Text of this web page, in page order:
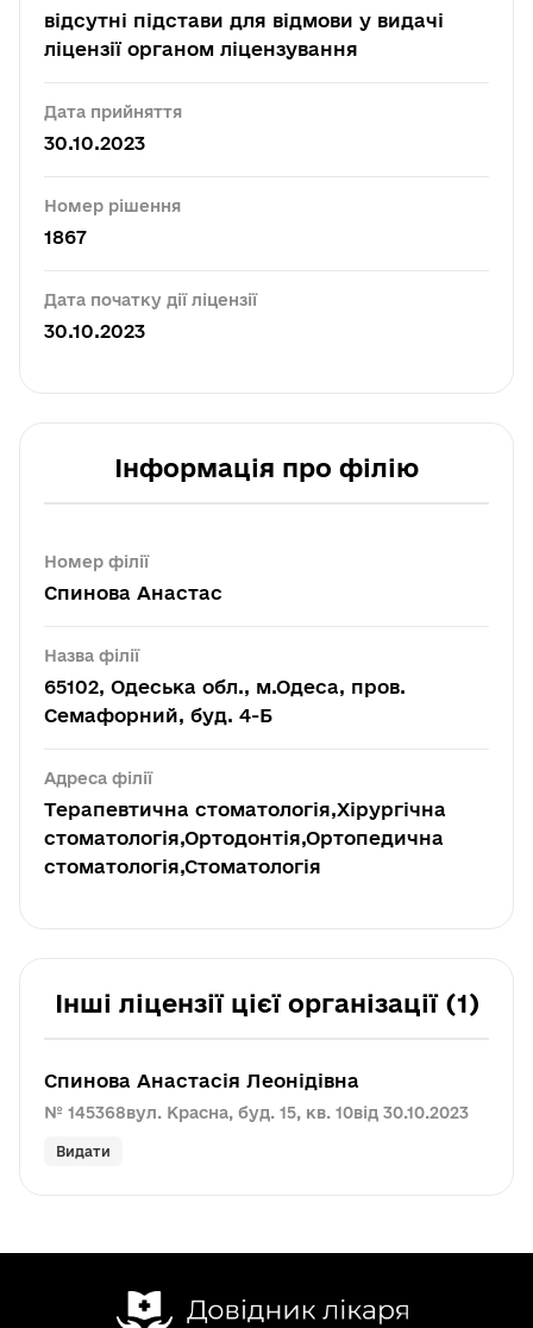
відсутні підстави для відмови у видачі
ліцензії органом ліцензування
Дата прийняття
30.10.2023
Номер рішення
1867
Дата початку дії ліцензії
30.10.2023
Інформація про філію
Номер філії
Спинова Анастас
Назва філії
65102, Одеська обл., м.Одеса, пров.
Семафорний, буд. 4-Б
Адреса філії
Терапевтична стоматологія,Хірургічна
стоматологія,Ортодонтія,Ортопедична
стоматологія,Стоматологія
Інші ліцензії цієї організації (1)
Cпинова Анастасія Леонідівна
№ 145368вул. Красна, буд. 15, кв. 10від 30.10.2023
Видати